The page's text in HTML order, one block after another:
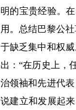
明的宝贵经验。
用。总结巴黎公
于缺乏集中和权
出：“在历史上，
治领袖和先进代
说建立和发展起